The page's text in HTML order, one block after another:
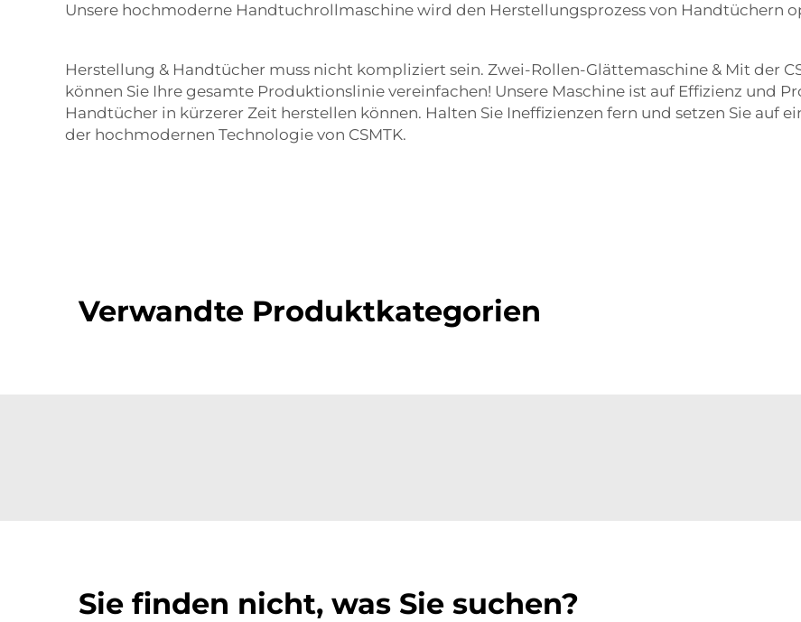
Unsere hochmoderne Handtuchrollmaschine wird den Herstellungsprozess von Handtüchern
Herstellung & Handtücher muss nicht kompliziert sein. Zwei-Rollen-Glättemaschine & Mit der
können Sie Ihre gesamte Produktionslinie vereinfachen! Unsere Maschine ist auf Effizienz und
Handtücher in kürzerer Zeit herstellen können. Halten Sie Ineffizienzen fern und setzen Sie auf
der hochmodernen Technologie von CSMTK.
Verwandte Produktkategorien
Sie finden nicht, was Sie suchen?